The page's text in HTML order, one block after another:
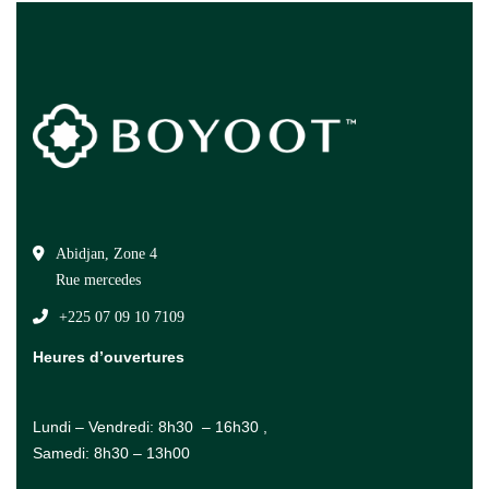
Abidjan, Zone 4
Rue mercedes
+225 07 09 10 7109
Heures d’ouvertures
Lundi – Vendredi: 8h30 – 16h30 ,
Samedi: 8h30 – 13h00